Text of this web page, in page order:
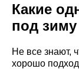
Какие
под зиму
Не все знают,
хорошо